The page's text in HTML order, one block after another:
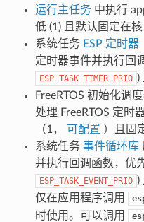
运行主任务中执行
低 (1) 且默认固定在
系统任务 ESP 定时器
定时器事件并执行回
ESP_TASK_TIMER_PRIO )
FreeRTOS 初始化调
处理 FreeRTOS 定时
（1，
可配置 ）且固
系统任务 事件循环库
并执行回调函数，优
ESP_TASK_EVENT_PRIO )
仅在应用程序调用
时使用。可以调用